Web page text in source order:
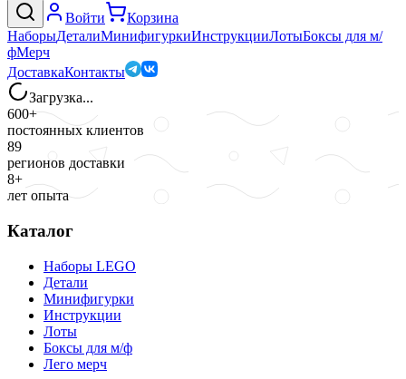
Войти
Корзина
НаборыДеталиМинифигуркиИнструкцииЛотыБоксы для м/
фМерч
ДоставкаКонтакты
Загрузка...
600+
постоянных клиентов
89
регионов доставки
8+
лет опыта
Каталог
Наборы LEGO
Детали
Минифигурки
Инструкции
Лоты
Боксы для м/ф
Лего мерч